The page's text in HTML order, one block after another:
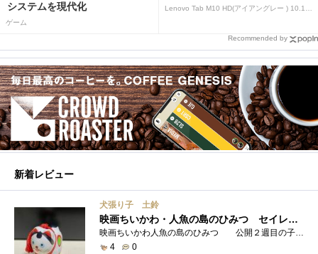
システムを現代化
ゲーム
Recommended by
新着レビュー
犬張り子 土鈴
映画ちいかわ・人魚の島のひみつ セイレーンのモデルは犬だった？
映画ちいかわ人魚の島のひみつ 公開２週目の子どもさんの来場が制限されているレイトショーでも満席でしたし新たにボンドロシールの来場�...
4
0